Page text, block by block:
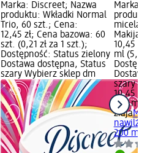
Marka: Discreet; Nazwa
produktu: Wkładki Normal
Trio, 60 szt.; Cena:
12,45 zł; Cena bazowa: 60
szt. (0,21 zł za 1 szt.);
Dostępność: Status zielony
Dostawa dostępna, Status
szary Wybierz sklep dm
Marka:
Makijaż,
10,45
ml (5,23
szary
10,45 zł
200 ml
ziaja
200 ml